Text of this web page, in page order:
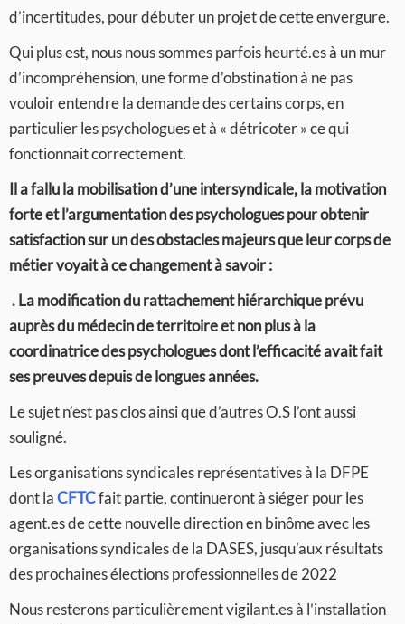
d’incertitudes, pour débuter un projet de cette envergure.
Qui plus est, nous nous sommes parfois heurté.es à un mur
d’incompréhension, une forme d’obstination à ne pas
vouloir entendre la demande des certains corps, en
particulier les psychologues et à « détricoter » ce qui
fonctionnait correctement.
Il a fallu la mobilisation d’une intersyndicale, la motivation
forte et l’argumentation des psychologues pour obtenir
satisfaction sur un des obstacles majeurs que leur corps de
métier voyait à ce changement à savoir :
. La modification du rattachement hiérarchique prévu
auprès du médecin de territoire et non plus à la
coordinatrice des psychologues dont l’efficacité avait fait
ses preuves depuis de longues années.
Le sujet n’est pas clos ainsi que d’autres O.S l’ont aussi
souligné.
Les organisations syndicales représentatives à la DFPE
dont laCFTCfait partie, continueront à siéger pour les
agent.es de cette nouvelle direction en binôme avec les
organisations syndicales de la DASES, jusqu’aux résultats
des prochaines élections professionnelles de 2022
Nous resterons particulièrement vigilant.es à l’installation